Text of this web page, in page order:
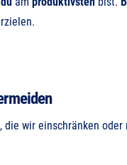
wir einschränken